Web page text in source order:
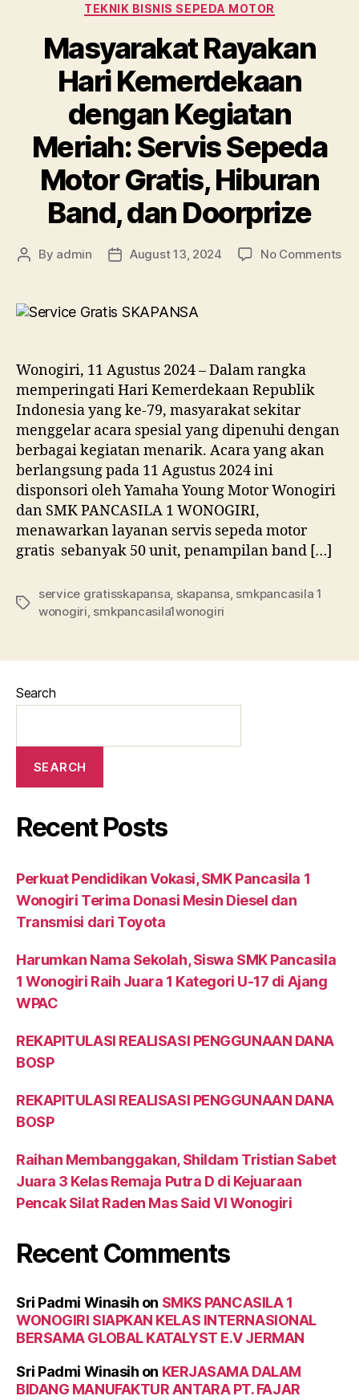
TEKNIK BISNIS SEPEDA MOTOR
Masyarakat Rayakan
Hari Kemerdekaan
dengan Kegiatan
Meriah: Servis Sepeda
Motor Gratis, Hiburan
Band, dan Doorprize
By admin August 13, 2024 No Comments
Wonogiri, 11 Agustus 2024 – Dalam rangka
memperingati Hari Kemerdekaan Republik
Indonesia yang ke-79, masyarakat sekitar
menggelar acara spesial yang dipenuhi dengan
berbagai kegiatan menarik. Acara yang akan
berlangsung pada 11 Agustus 2024 ini
disponsori oleh Yamaha Young Motor Wonogiri
dan SMK PANCASILA 1 WONOGIRI,
menawarkan layanan servis sepeda motor
gratis sebanyak 50 unit, penampilan band […]
service gratisskapansa, skapansa, smkpancasila 1
wonogiri, smkpancasila1wonogiri
Search
SEARCH
Recent Posts
Perkuat Pendidikan Vokasi, SMK Pancasila 1
Wonogiri Terima Donasi Mesin Diesel dan
Transmisi dari Toyota
Harumkan Nama Sekolah, Siswa SMK Pancasila
1 Wonogiri Raih Juara 1 Kategori U-17 di Ajang
WPAC
REKAPITULASI REALISASI PENGGUNAAN DANA
BOSP
REKAPITULASI REALISASI PENGGUNAAN DANA
BOSP
Raihan Membanggakan, Shildam Tristian Sabet
Juara 3 Kelas Remaja Putra D di Kejuaraan
Pencak Silat Raden Mas Said VI Wonogiri
Recent Comments
Sri Padmi Winasih on SMKS PANCASILA 1
WONOGIRI SIAPKAN KELAS INTERNASIONAL
BERSAMA GLOBAL KATALYST E.V JERMAN
Sri Padmi Winasih on KERJASAMA DALAM
BIDANG MANUFAKTUR ANTARA PT. FAJAR